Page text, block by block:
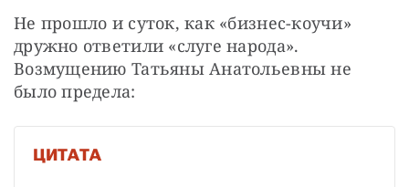
Не прошло и суток, как «бизнес-коучи»
дружно ответили «слуге народа».
Возмущению Татьяны Анатольевны не
было предела:
ЦИТАТА